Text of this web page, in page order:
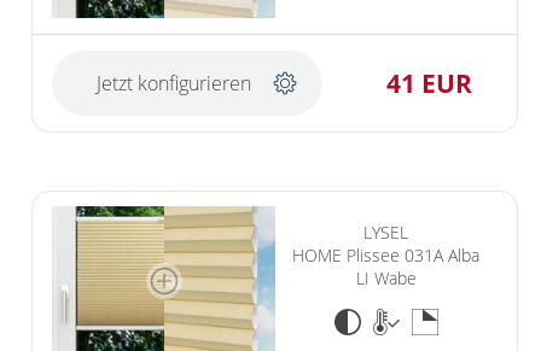
Vorhangschals
Ösenschals
Tischdecke
Gardinenstange
Stoffe
Panneaux
Jetzt konfigurieren 41 EUR
LYSEL
HOME Plissee 031A Alba
LI Wabe